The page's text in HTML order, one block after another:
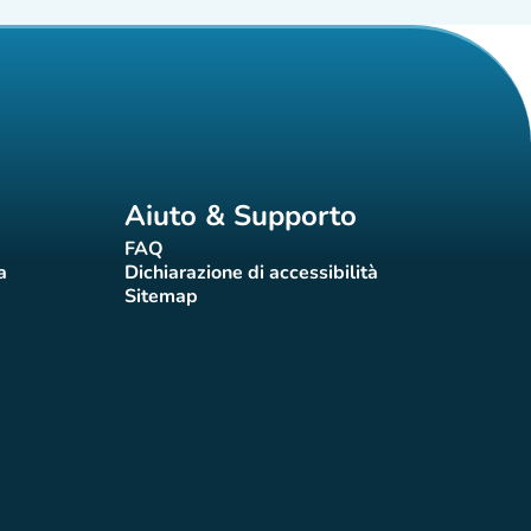
Aiuto & Supporto
FAQ(nuova scheda)
Dichiarazione di accessibilità
(nuova scheda)
Sitemap(nuova scheda)